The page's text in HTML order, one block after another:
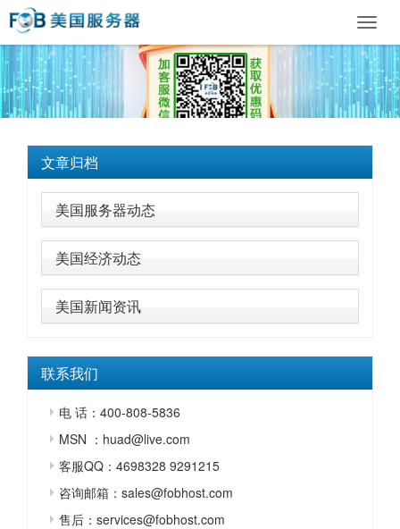
文章归档
美国服务器动态
美国经济动态
美国新闻资讯
联系我们
电 话：400-808-5836
MSN ：huad@live.com
客服QQ：4698328 9291215
咨询邮箱：sales@fobhost.com
售后：services@fobhost.com